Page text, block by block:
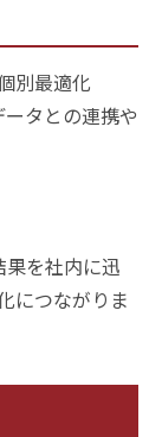
別最適化
タとの連携や
果を社内に迅
につながりま